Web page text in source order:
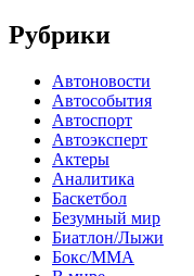
Рубрики
Автоновости
Автособытия
Автоспорт
Автоэксперт
Актеры
Аналитика
Баскетбол
Безумный мир
Биатлон/Лыжи
Бокс/MMA